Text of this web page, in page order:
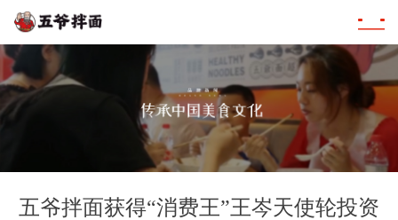
五爷拌面获得“消费王”王岑天使轮投资